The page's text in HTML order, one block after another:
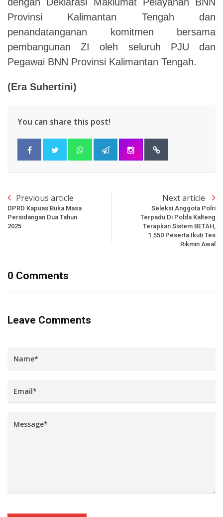
Provinsi Kalimantan Tengah dan
penandatanganan komitmen bersama
pembangunan ZI oleh seluruh PJU dan
Pegawai BNN Provinsi Kalimantan Tengah.
(Era Suhertini)
You can share this post!
Previous article
DPRD Kapuas Buka Masa
Persidangan Dua Tahun
2025
Next article
Seleksi Anggota Polri
Terpadu Di Polda Kalteng
Terapkan Sistem BETAH,
1.550 Peserta Ikuti Tes
Rikmin Awal
0 Comments
Leave Comments